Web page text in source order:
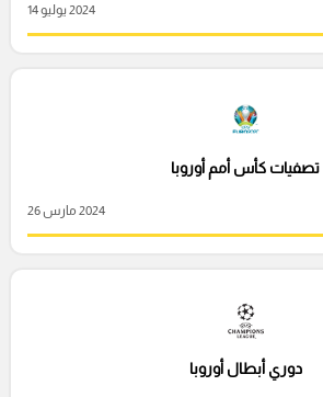
2024 يوليو 14
تصفيات كأس أمم أوروبا
2024 مارس 26
دوري أبطال أوروبا